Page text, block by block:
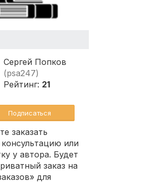
Сергей Попков
(psa247)
Рейтинг: 21
Подписаться
заказать
или
у автора. Будет
заказ на
для